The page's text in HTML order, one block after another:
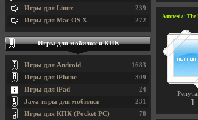
Amnesia: The
1
239
Игры для Linux
272
Игры для Mac OS X
Игры для мобилок и КПК
1683
Игры для Android
309
Игры для iPhone
24
Игры для iPad
231
Java-игры для мобилки
78
Игры для КПК (Pocket PC)